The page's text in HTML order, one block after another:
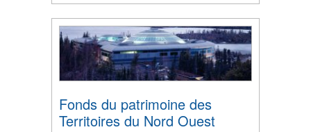
Fonds du patrimoine des
Territoires du Nord Ouest